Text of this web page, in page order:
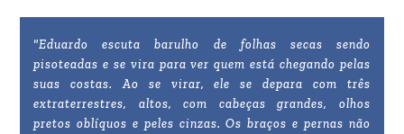
"Eduardo escuta barulho de folhas secas sendo
pisoteadas e se vira para ver quem está chegando pelas
suas costas. Ao se virar, ele se depara com três
extraterrestres, altos, com cabeças grandes, olhos
pretos oblíquos e peles cinzas. Os braços e pernas não